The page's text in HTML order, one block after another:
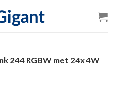
244 RGBW met 24x 4W